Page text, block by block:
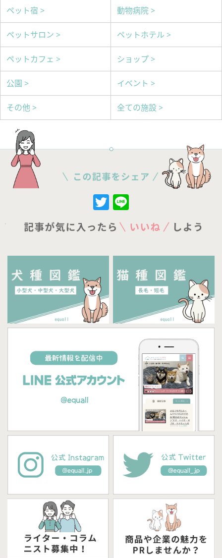
ペット宿 > 動物病院 >
ペットサロン > ペットホテル >
ペットカフェ > ショップ >
公園 > イベント >
その他 > 全ての施設 >
Twitter